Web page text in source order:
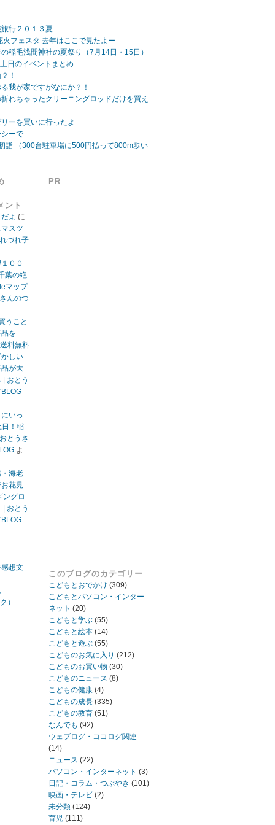
行２０１３夏
フェスタ 去年はここで見たよー
稲毛浅間神社の夏祭り（7月14日・15日）
日のイベントまとめ
！
我が家ですがなにか？！
れちゃったクリーニングロッドだけを買え
ーを買いに行ったよ
ーで
詣 （300台駐車場に500円払って800m歩い
ント
よ に
スツ
づれ子
００
葉の絶
マップ
んのつ
うこと
を
送料無料
しい
が大
おとう
いっ
日！稲
とうさ
よ
海老
花見
ングロ
おとう
想文
）
PR
このブログのカテゴリー
こどもとおでかけ (309)
こどもとパソコン・インター
ネット (20)
こどもと学ぶ(55)
こどもと絵本(14)
こどもと遊ぶ(55)
こどものお気に入り (212)
こどものお買い物 (30)
こどものニュース (8)
こどもの健康(4)
こどもの成長(335)
こどもの教育(51)
なんでも (92)
ウェブログ・ココログ関連
(14)
ニュース (22)
パソコン・インターネット (3)
日記・コラム・つぶやき (101)
映画・テレビ(2)
未分類(124)
育児(111)